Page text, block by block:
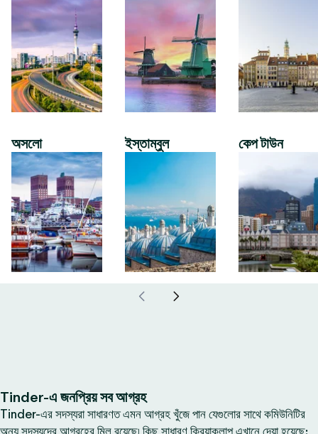
অসলো ইস্তাম্বুল কেপ টাউন
Tinder-এ জনপ্রিয় সব আগ্রহ
Tinder-এর সদস্যরা সাধারণত এমন আগ্রহ খুঁজে পান যেগুলোর সাথে কমিউনিটির
অন্য সদস্যদের আগ্রহের মিল রয়েছে৷ কিছু সাধারণ ক্রিয়াকলাপ এখানে দেয়া হয়েছে: